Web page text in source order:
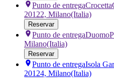
Punto de entregaCrocetta
20122, Milano(Italia)
Reservar
Punto de entregaDuomo
Milano(Italia)
Reservar
Punto de entregaIsola
20124, Milano(Italia)